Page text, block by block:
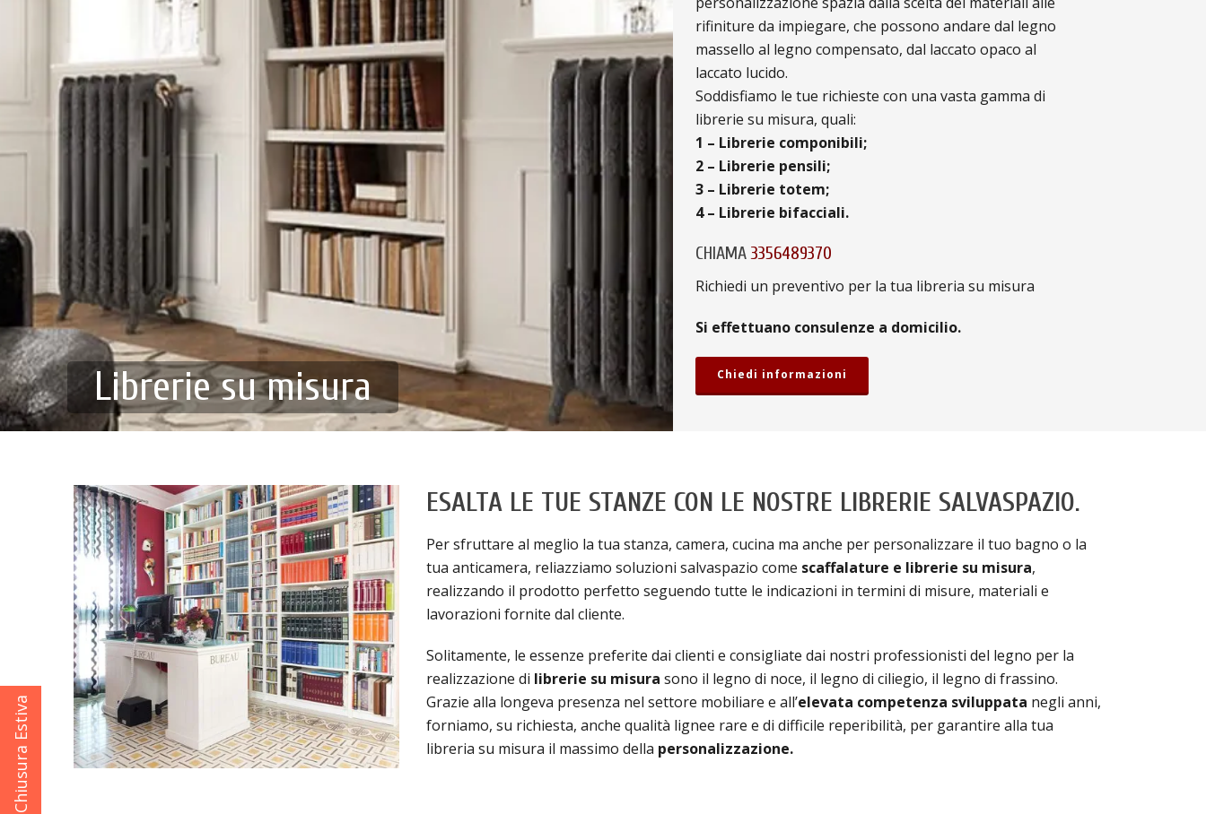
Librerie su misura
rifiniture da impiegare, che possono andare dal legno
massello al legno compensato, dal laccato opaco al
laccato lucido.
Soddisfiamo le tue richieste con una vasta gamma di
librerie su misura, quali:
1 – Librerie componibili;
2 – Librerie pensili;
3 – Librerie totem;
4 – Librerie bifacciali.
CHIAMA3356489370
Richiedi un preventivo per la tua libreria su misura
Si effettuano consulenze a domicilio.
Chiedi informazioni
ESALTA LE TUE STANZE CON LE NOSTRE LIBRERIE SALVASPAZIO.
Per sfruttare al meglio la tua stanza, camera, cucina ma anche per personalizzare il tuo bagno o la
tua anticamera, reliazziamo soluzioni salvaspazio come scaffalature e librerie su misura,
realizzando il prodotto perfetto seguendo tutte le indicazioni in termini di misure, materiali e
lavorazioni fornite dal cliente.
Solitamente, le essenze preferite dai clienti e consigliate dai nostri professionisti del legno per la
realizzazione di librerie su misura sono il legno di noce, il legno di ciliegio, il legno di frassino.
Grazie alla longeva presenza nel settore mobiliare e all’elevata competenza sviluppata negli anni,
forniamo, su richiesta, anche qualità lignee rare e di difficile reperibilità, per garantire alla tua
libreria su misura il massimo della personalizzazione.
Chiusura Estiva